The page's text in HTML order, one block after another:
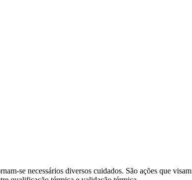
se necessários diversos cuidados. São ações que visam